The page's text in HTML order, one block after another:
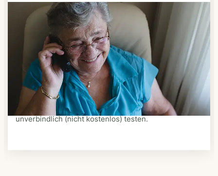
Schritt 3
Bestellen & liefern lassen
Suchen Sie sich aus dem Speiseplan Ihres Anbieters
aus, was Ihnen schmeckt. Bestellen Sie telefonisch,
schriftlich oder im Online-Shop Ihres Anbieters.
Ein Kurier liefert Ihnen das bestellte Essen zum
vereinbarten Zeitpunkt nach Hause. Bei vielen
Anbietern können Sie Essen auf Rädern auch
unverbindlich (nicht kostenlos) testen.